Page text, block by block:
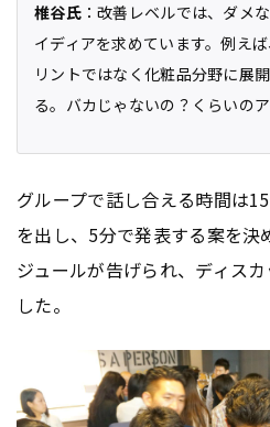
椎谷氏：改善レベルでは、ダメ
イディアを求めています。例え
リントではなく化粧品分野に展
る。バカじゃないの？くらいの
グループで話し合える時間は
を出し、5分で発表する案を決
ジュールが告げられ、ディス
した。